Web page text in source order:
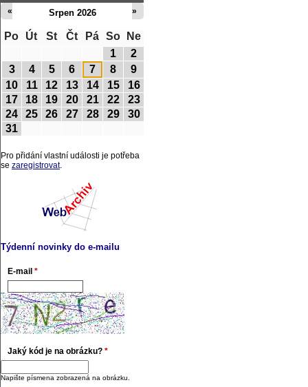
Srpen 2026
« »
Po Út St Čt Pá So
Ne
1
2
3
4 5 6 7 8
9
10
11 12 13 14 15
16
17
18 19 20 21 22
23
24
25 26 27 28 29
30
31
Pro přidání vlastní události je potřeba
se zaregistrovat.
Týdenní novinky do e-mailu
E-mail *
Jaký kód je na obrázku? *
Napište písmena zobrazená na obrázku.